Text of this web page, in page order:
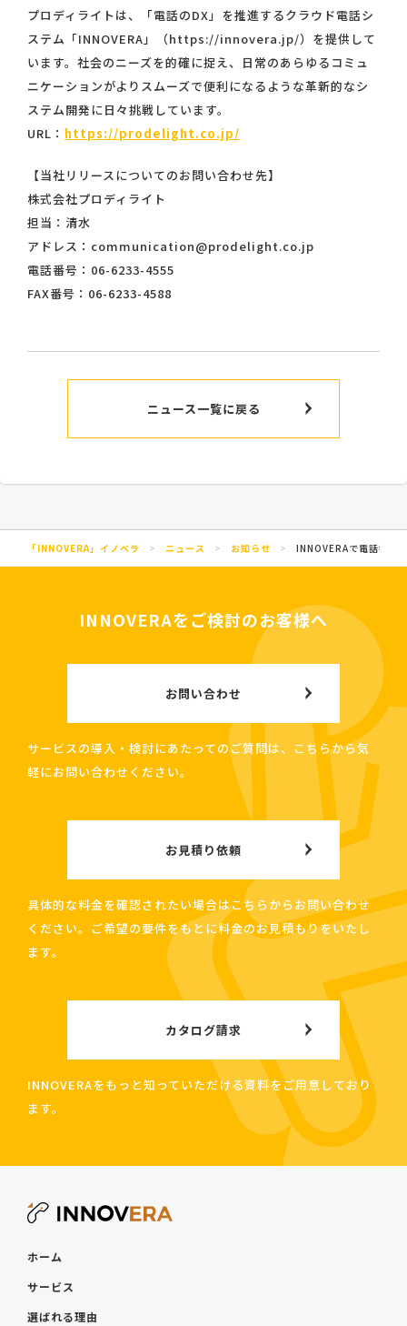
プロディライトは、「電話のDX」を推進するクラウド電話シ
ステム「INNOVERA」（https://innovera.jp/）を提供して
います。社会のニーズを的確に捉え、日常のあらゆるコミュ
ニケーションがよりスムーズで便利になるような革新的なシ
ステム開発に日々挑戦しています。
URL： https://prodelight.co.jp/
【当社リリースについてのお問い合わせ先】
株式会社プロディライト
担当：清水
アドレス：communication@prodelight.co.jp
電話番号：06-6233-4555
FAX番号：06-6233-4588
ニュース一覧に戻る
「INNOVERA」イノベラ > ニュース > お知らせ > INNOVERAで電話番号
INNOVERAをご検討のお客様へ
お問い合わせ
サービスの導入・検討にあたってのご質問は、こちらから気
軽にお問い合わせください。
お見積り依頼
具体的な料金を確認されたい場合はこちらからお問い合わせ
ください。ご希望の要件をもとに料金のお見積もりをいたし
ます。
カタログ請求
INNOVERAをもっと知っていただける資料をご用意しており
ます。
ホーム
サービス
選ばれる理由